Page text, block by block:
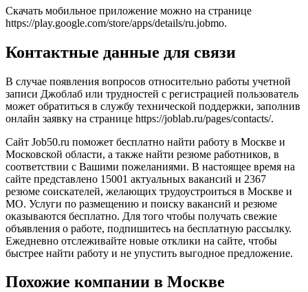
Скачать мобильное приложение можно на странице
https://play.google.com/store/apps/details/ru.jobmo.
Контактные данные для связи
В случае появления вопросов относительно работы учетной
записи Джоблаб или трудностей с регистрацией пользователь
может обратиться в службу технической поддержки, заполнив
онлайн заявку на странице https://joblab.ru/pages/contacts/.
Сайт Job50.ru поможет бесплатно найти работу в Москве и
Московской области, а также найти резюме работников, в
соответствии с Вашими пожеланиями. В настоящее время на
сайте представлено 15001 актуальных вакансий и 2367
резюме соискателей, желающих трудоустроиться в Москве и
МО. Услуги по размещению и поиску вакансий и резюме
оказываются бесплатно. Для того чтобы получать свежие
объявления о работе, подпишитесь на бесплатную рассылку.
Ежедневно отслеживайте новые отклики на сайте, чтобы
быстрее найти работу и не упустить выгодное предложение.
Похожие компании в Москве